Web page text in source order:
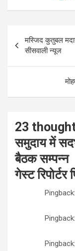
Post
navigation
मस्जिद कुतुबल
सीसवाली न्यूज
23
समुदाय में
बैठक सम्पन्न
गेस्ट
Pingback: